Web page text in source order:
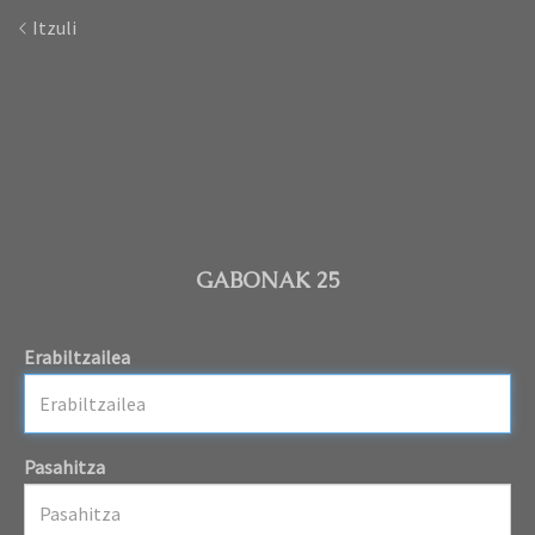
Itzuli
GABONAK 25
Erabiltzailea
Pasahitza